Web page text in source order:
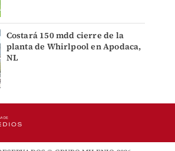
Costará 150 mdd cierre de la
planta de Whirlpool en Apodaca,
NL